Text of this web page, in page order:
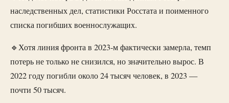
наследственных дел, статистики Росстата и поименного
списка погибших военнослужащих.
🔹Хотя линия фронта в 2023-м фактически замерла, темп
потерь не только не снизился, но значительно вырос. В
2022 году погибли около 24 тысяч человек, в 2023 —
почти 50 тысяч.